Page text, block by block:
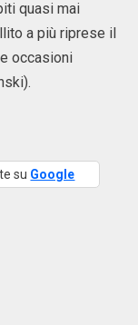
quasi mai
a più riprese il
occasioni
su Google